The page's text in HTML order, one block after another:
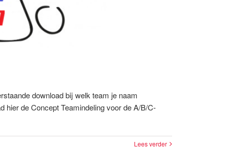
download bij welk team je naam
hier de Concept Teamindeling voor de A/B/C-
Lees verder